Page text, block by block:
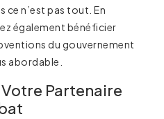
ce n’est pas tout. En
également bénéficier
du gouvernement
abordable.
Partenaire